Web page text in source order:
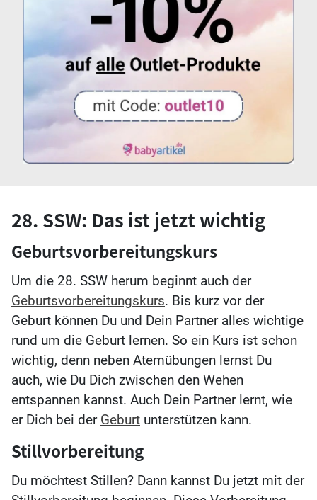
28. SSW: Das ist jetzt wichtig
Geburtsvorbereitungskurs
Um die 28. SSW herum beginnt auch der
Geburtsvorbereitungskurs. Bis kurz vor der
Geburt können Du und Dein Partner alles wichtige
rund um die Geburt lernen. So ein Kurs ist schon
wichtig, denn neben Atemübungen lernst Du
auch, wie Du Dich zwischen den Wehen
entspannen kannst. Auch Dein Partner lernt, wie
er Dich bei der Geburt unterstützen kann.
Stillvorbereitung
Du möchtest Stillen? Dann kannst Du jetzt mit der